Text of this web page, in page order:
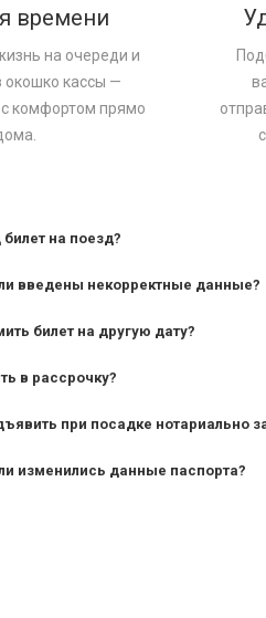
времени
на очереди и
окошко кассы —
комфортом прямо
на поезд?
введены некорректные данные?
билет на другую дату?
в рассрочку?
при посадке нотариально
изменились данные паспорта?